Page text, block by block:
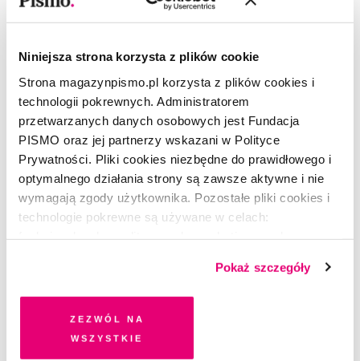
Niniejsza strona korzysta z plików cookie
Strona magazynpismo.pl korzysta z plików cookies i
technologii pokrewnych. Administratorem
przetwarzanych danych osobowych jest Fundacja
PISMO oraz jej partnerzy wskazani w Polityce
Prywatności. Pliki cookies niezbędne do prawidłowego i
optymalnego działania strony są zawsze aktywne i nie
wymagają zgody użytkownika. Pozostałe pliki cookies i
technologie pokrewne są używane w celach:
dobrowolną zgodę na pliki cookies i technologie
pokrewne, zgadzasz się na przechowywanie informacji
na Twoim urządzeniu końcowym lub dostęp do niego i
przetwarzanie danych. Zgodę na wszystkie lub niektóre
Pokaż szczegóły
Zezwól na
wszystkie
ŻART OBRAZKOWY